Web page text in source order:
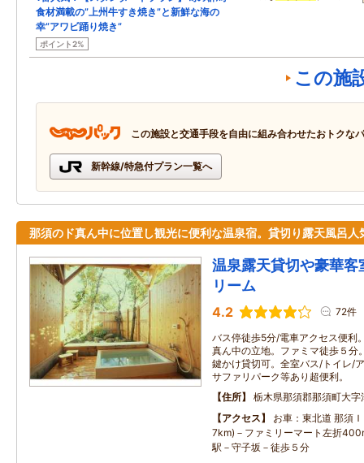
食材満載の”上州牛すき焼き”と新鮮な海の
幸”アワビ踊り焼き”
ポイント2%
この施
この施設と交通手段を自由に組み合わせたおトクな
新幹線/特急付プラン一覧へ
那須のド真ん中に位置し観光に便利な温泉宿。貸切り露天風呂人
温泉露天貸切や豪華
リーム
4.2 72件
バス停徒歩5分/電車アクセス便利
真ん中の立地。ファミマ徒歩５分
鍵かけ貸切可。全室バス/トイレ/
サファリパーク等あり超便利。
住所
栃木県那須郡那須町大
アクセス
お車：東北道 那須
7km)－ファミリーマート左折
駅－守子坂－徒歩５分